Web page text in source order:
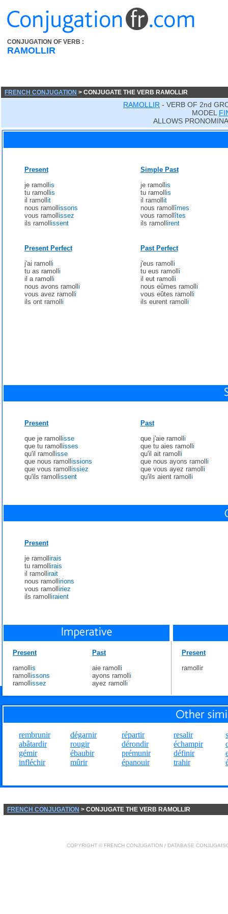
CONJUGATION OF VERB :
RAMOLLIR
FRENCH CONJUGATION > CONJUGATE THE VERB RAMOLLIR
RAMOLLIR - VERB OF 2nd
MODEL
ALLOWS
Present
je ramoll is
tu ramoll is
il ramoll it
nous ramoll issons
vous ramoll issez
ils ramoll issent
Simple Past
je ramoll is
tu ramoll is
il ramoll it
nous ramoll îmes
vous ramoll îtes
ils ramoll irent
Present Perfect
j'ai ramoll i
tu as ramoll i
il a ramoll i
nous avons ramoll i
vous avez ramoll i
ils ont ramoll i
Past Perfect
j'eus ramoll i
tu eus ramoll i
il eut ramoll i
nous eûmes ramoll i
vous eûtes ramoll i
ils eurent ramoll i
Present
que je ramoll isse
que tu ramoll isses
qu'il ramoll isse
que nous ramoll issions
que vous ramoll issiez
qu'ils ramoll issent
Past
que j'aie ramoll i
que tu aies ramoll i
qu'il ait ramoll i
que nous ayons ramoll i
que vous ayez ramoll i
qu'ils aient ramoll i
Present
je ramoll irais
tu ramoll irais
il ramoll irait
nous ramoll irions
vous ramoll iriez
ils ramoll iraient
Present
ramoll is
ramoll issons
ramoll issez
Past
aie ramoll i
ayons ramoll i
ayez ramoll i
Present
ramollir
rembrunir
abâtardir
gémir
infléchir
dégarnir
rougir
ébaubir
mûrir
répartir
dérondir
prémunir
épanouir
resalir
échampir
définir
trahir
FRENCH CONJUGATION > CONJUGATE THE VERB RAMOLLIR
COPYRIGHT © FRENCH CONJUGATION / DATABASE